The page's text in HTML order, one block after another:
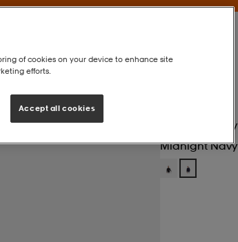
Midnight Navy
Midnight Navy
of cookies on your device to enhance site
efforts.
Accept all cookies